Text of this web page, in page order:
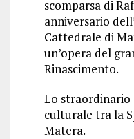
scomparsa di
anniversario
Cattedrale di
un’opera del
Rinascimento.
Lo
culturale tra la
Matera.